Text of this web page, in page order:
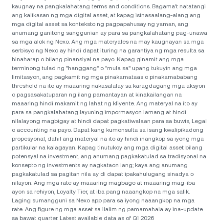
kaugnay na pangkalahatang terms and conditions. Bagama't natatangi
ang kalikasan ng mga digital asset, at kapag isinasaalang-alang ang
mga digital asset sa konteksto ng pagpapahusay ng yaman, ang
anumang ganitong sanggunian ay para sa pangkalahatang pag-unawa
sa mga alok ng Nexo. Ang mga materyales na may kaugnayan sa mga
serbisyo ng Nexo ay hindi dapat ituring na garantiya ng mga resulta sa
hinaharap o bilang pinansiyal na payo. Kapag ginamit ang mga
terminong tulad ng "hanggang" o "mula sa" upang tukuyin ang mga
limitasyon, ang pagkamit ng mga pinakamataas o pinakamababang
threshold na ito ay maaaring nakasalalay sa karagdagang mga aksyon
o pagsasakatuparan ng ilang pamantayan at kinakailangan na
maaaring hindi makamit ng lahat ng kliyente. Ang materyal na ito ay
para sa pangkalahatang layuning impormasyon lamang at hindi
nilalayong magbigay at hindi dapat pagkatiwalaan para sa buwis, Legal
o accounting na payo. Dapat kang kumonsulta sa isang kwalipikadong
propesyonal, dahil ang materyal na ito ay hindi inangkop sa iyong mga
partikular na kalagayan. Kapag tinutukoy ang mga digital asset bilang
potensyal na investment, ang anumang pagkakatulad sa tradisyonal na
konsepto ng investments ay nagkataon lang; kaya ang anumang
pagkakatulad sa pagitan nila ay di dapat ipakahulugang sinadya o
nilayon. Ang mga rate ay maaaring magbago at maaaring mag-iba
ayon sa rehiyon, Loyalty Tier, at iba pang naaangkop na mga salik.
Laging sumangguni sa Nexo app para sa iyong naaangkop na mga
rate. Ang figure ng mga asset sa ilalim ng pamamahala ay ina-update
sa bawat quarter. Latest available data as of Q1 2026